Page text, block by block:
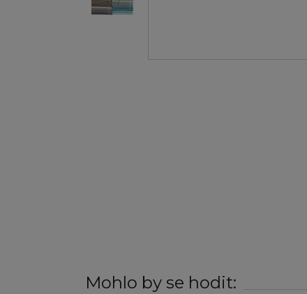
Mohlo by se hodit: